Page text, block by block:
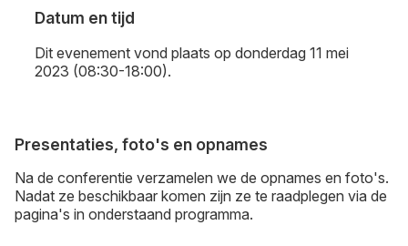
Datum en tijd
Dit evenement vond plaats op donderdag 11 mei
2023 (08:30-18:00).
Presentaties, foto's en opnames
Na de conferentie verzamelen we de opnames en foto's.
Nadat ze beschikbaar komen zijn ze te raadplegen via de
pagina's in onderstaand programma.